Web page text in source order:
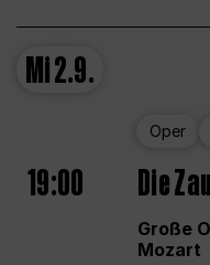
Mi2.9.
Oper
19:00 Die
Große
Mozart